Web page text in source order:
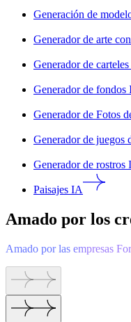
Generación de
Generador de arte
Generador de
Generador de fondos
Generador de Fotos
Generador de juegos
Generador de rostros
Paisajes IA
Amado por los
Amado por las empresas